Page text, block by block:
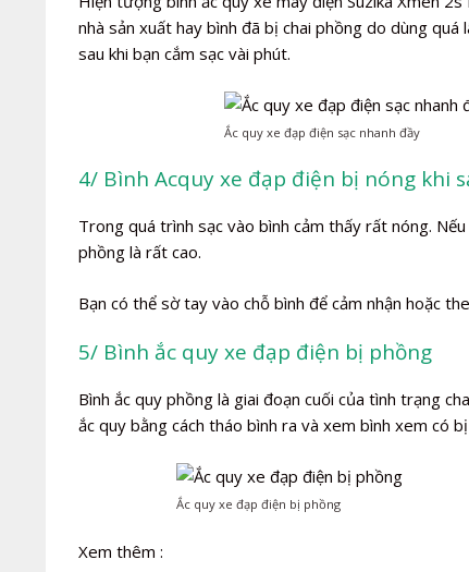
nhà sản xuất hay bình đã bị chai phồng do dùng
sau khi bạn cắm sạc vài phút.
Ắc quy xe đạp điện sạc nhanh đầy
4/ Bình Acquy xe đạp điện bị nóng khi
Trong quá trình sạc vào bình cảm thấy rất nóng.
phồng là rất cao.
Bạn có thể sờ tay vào chỗ bình để cảm nhận hoặc
5/ Bình ắc quy xe đạp điện bị phồng
Bình ắc quy phồng là giai đoạn cuối của tình trạng
ắc quy bằng cách tháo bình ra và xem bình xem có
Ắc quy xe đạp điện bị phồng
Xem thêm :